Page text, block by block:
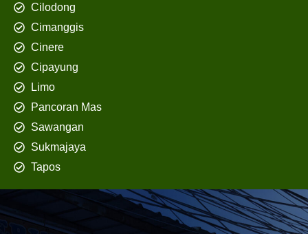
Cilodong
Cimanggis
Cinere
Cipayung
Limo
Pancoran Mas
Sawangan
Sukmajaya
Tapos